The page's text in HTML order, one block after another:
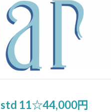
std 11☆44,000円